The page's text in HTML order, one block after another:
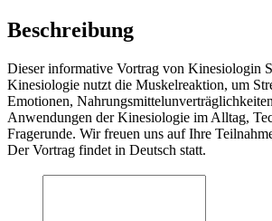
Beschreibung
Dieser informative Vortrag von Kinesiologin
Kinesiologie nutzt die Muskelreaktion, um
Emotionen,
Anwendungen der Kinesiologie im Alltag,
Fragerunde. Wir freuen uns auf Ihre
Der Vortrag findet in Deutsch statt.